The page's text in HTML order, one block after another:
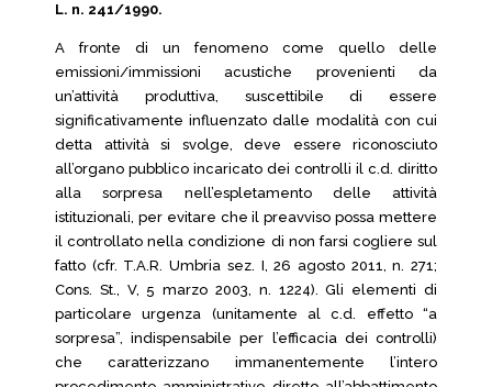
L. n. 241/1990.
A fronte di un fenomeno come quello delle
emissioni/immissioni acustiche provenienti da
un’attività produttiva, suscettibile di essere
significativamente influenzato dalle modalità con cui
detta attività si svolge, deve essere riconosciuto
all’organo pubblico incaricato dei controlli il c.d. diritto
alla sorpresa nell’espletamento delle attività
istituzionali, per evitare che il preavviso possa mettere
il controllato nella condizione di non farsi cogliere sul
fatto (cfr. T.A.R. Umbria sez. I, 26 agosto 2011, n. 271;
Cons. St., V, 5 marzo 2003, n. 1224). Gli elementi di
particolare urgenza (unitamente al c.d. effetto “a
sorpresa”, indispensabile per l’efficacia dei controlli)
che caratterizzano immanentemente l’intero